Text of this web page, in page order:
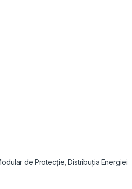
de Protecție,Distribuția Energiei